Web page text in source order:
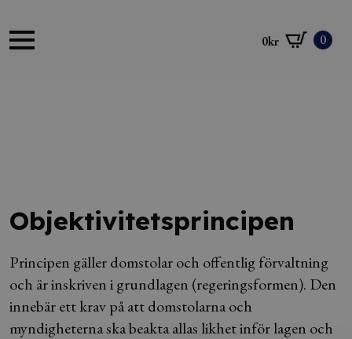
0kr 0
Objektivitetsprincipen
Principen gäller domstolar och offentlig förvaltning
och är inskriven i grundlagen (regeringsformen). Den
innebär ett krav på att domstolarna och
myndigheterna ska beakta allas likhet inför lagen och